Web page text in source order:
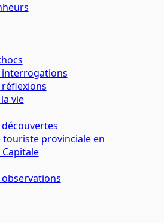
interrogations
vie
provinciale en